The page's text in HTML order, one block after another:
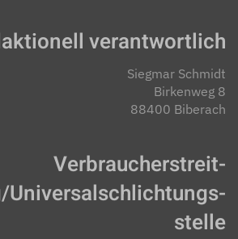
verantwortlich
Siegmar Schmidt
Birkenweg 8
88400 Biberach
Verbraucher­streit­
Universal­schlichtungs­
stelle